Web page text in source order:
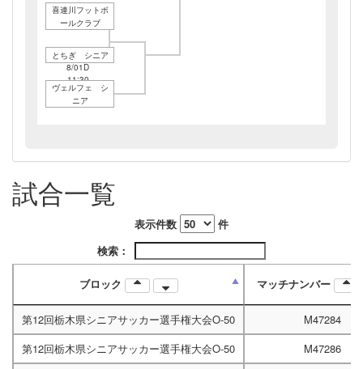
喜連川フットボ
ールクラブ
8/01D
11:30
とちぎ シニア
ヴェルフェ シ
ニア
試合一覧
表示件数
件
検索：
ブロック マッチナンバー
第12回栃木県シニアサッカー選手権大会O-50
M47284
第12回栃木県シニアサッカー選手権大会O-50
M47286